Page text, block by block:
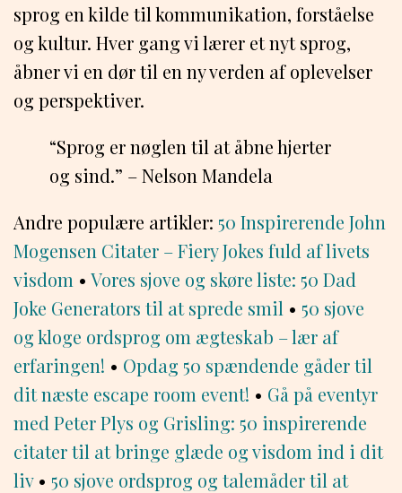
sprog en kilde til kommunikation, forståelse
og kultur. Hver gang vi lærer et nyt sprog,
åbner vi en dør til en ny verden af oplevelser
og perspektiver.
“Sprog er nøglen til at åbne hjerter
og sind.” – Nelson Mandela
Andre populære artikler: 50 Inspirerende John
Mogensen Citater – Fiery Jokes fuld af livets
visdom • Vores sjove og skøre liste: 50 Dad
Joke Generators til at sprede smil • 50 sjove
og kloge ordsprog om ægteskab – lær af
erfaringen! • Opdag 50 spændende gåder til
dit næste escape room event! • Gå på eventyr
med Peter Plys og Grisling: 50 inspirerende
citater til at bringe glæde og visdom ind i dit
liv• 50 sjove ordsprog og talemåder til at